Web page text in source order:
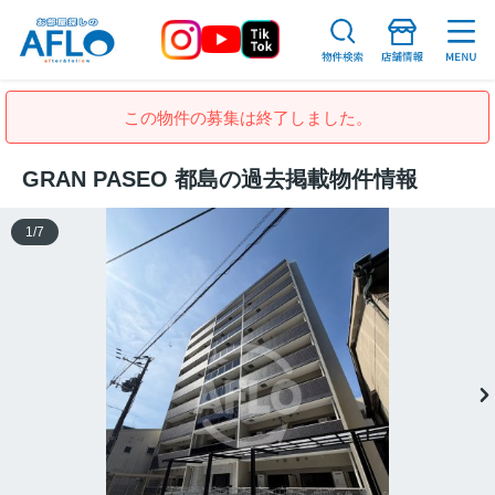
この物件の募集は終了しました。
GRAN PASEO 都島の過去掲載物件情報
1 /7